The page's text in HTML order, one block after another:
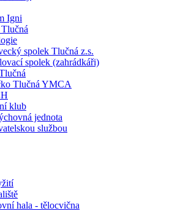
Igni
spolek Tlučná z.s.
spolek (zahrádkáři)
Tlučná YMCA
klub
jednota
službou
hala - tělocvična